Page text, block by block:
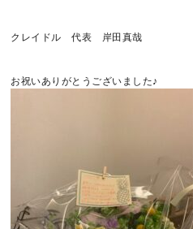
クレイドル 代表 岸田真哉
お祝いありがとうございました♪